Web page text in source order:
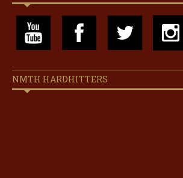
NMTH HARDHITTERS